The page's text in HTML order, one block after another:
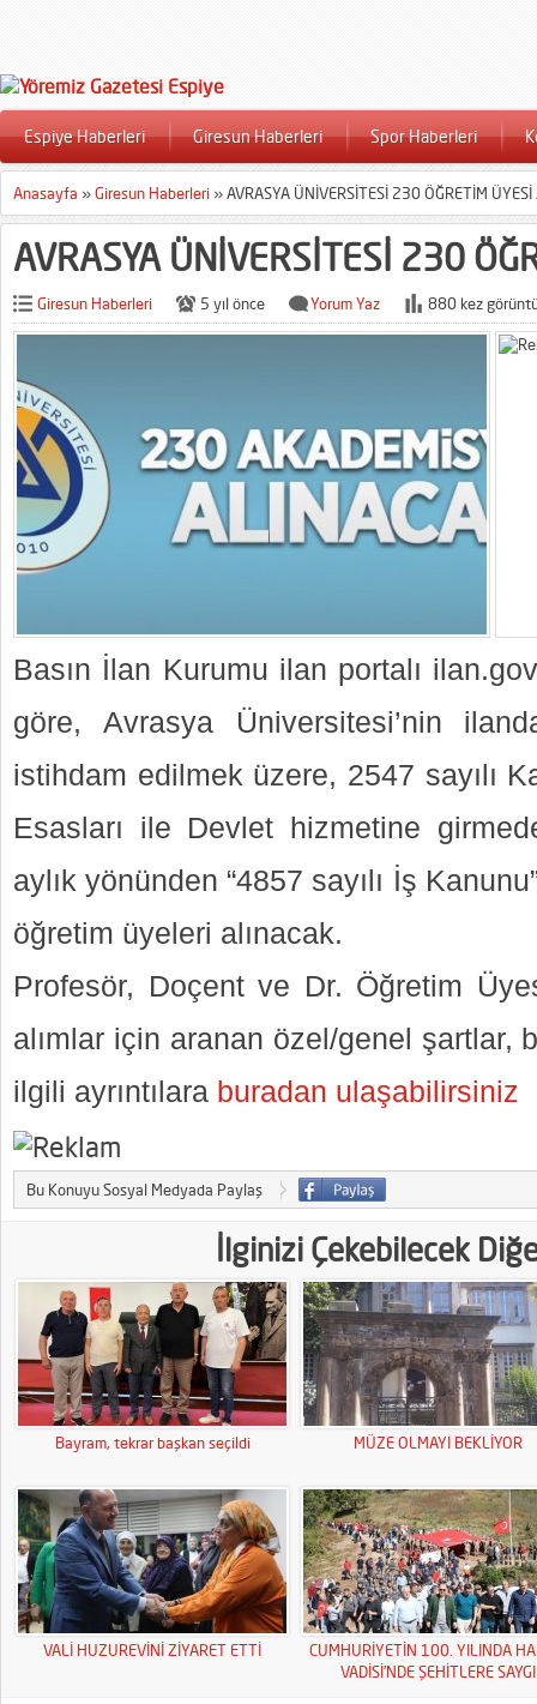
Espiye Haberleri Giresun Haberleri Spor Haberleri
Anasayfa »Giresun Haberleri »AVRASYA ÜNİVERSİTESİ 230 ÖĞRETİM ÜYESİ
AVRASYA ÜNİVERSİTESİ 230
Giresun Haberleri 5 yıl önce Yorum Yaz 880 kez
Basın İlan Kurumu ilan portalı
göre, Avrasya Üniversitesi’nin
istihdam edilmek üzere, 2547 sayılı
Esasları ile Devlet hizmetine
aylık yönünden “4857 sayılı İş
öğretim üyeleri alınacak.
Profesör, Doçent ve Dr. Öğretim
alımlar için aranan özel/genel şartlar,
ilgili ayrıntılara buradan ulaşabilirsiniz
Bu Konuyu Sosyal Medyada Paylaş
İlginizi Çekebilecek
Bayram, tekrar başkan seçildi MÜZE OLMAYI BEKLİYOR
VALİ HUZUREVİNİ ZİYARET ETTİ
CUMHURİYETİN 100. YILINDA
VADİSİ’NDE ŞEHİTLERE SAYGI